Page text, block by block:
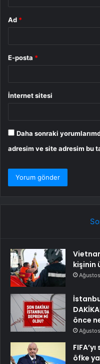
Ad *
E-posta *
İnternet sitesi
Daha sonraki
adresim ve site adresim bu
kişinin
önce
öfke